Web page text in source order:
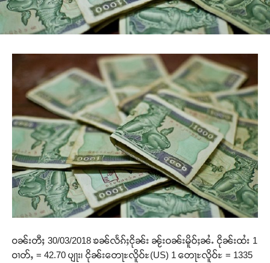
ဝၼ်းတီႈ 30/03/2018 ၶၼ်လႅၵ်ႈငိုၼ်း ၼႂ်းဝၼ်းမိူဝ်ႈၼႆႉ ငိုၼ်းထႆး 1
ဝၢတ်ႇ = 42.70 ပျႃး၊ ငိုၼ်းတေႃႊလိူဝ်ႊ(US) 1 တေႃႊလိူဝ်ႊ = 1335